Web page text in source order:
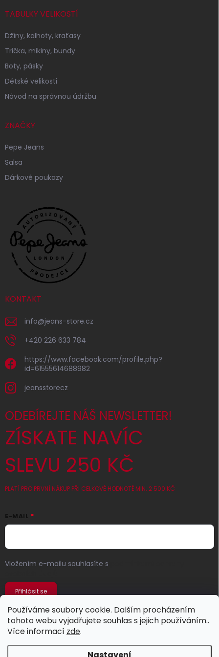
Používáme soubory cookie. Dalším procházením
tohoto webu vyjadřujete souhlas s jejich používáním..
Více informací zde.
TABULKY VELIKOSTÍ
Džíny, kalhoty, kraťasy
Trička, mikiny, bundy
Boty, pásky
Dětské velikosti
Návod na správnou údržbu
ZNAČKY
Pepe Jeans
Salsa
Dárkové poukazy
KONTAKT
info@jeans-store.cz
+420 226 633 784
https://www.facebook.com/profile.php?
id=61555614688982
jeansstorecz
ODEBÍREJTE NÁŠ NEWSLETTER!
ZÍSKATE NAVÍC
SLEVU 250 KČ
PLATÍ PRO PRVNÍ NÁKUP PŘI CELKOVÉ HODNOTĚ MIN. 2 500 KČ
E-MAIL
Vložením e-mailu souhlasíte s
Přihlásit se